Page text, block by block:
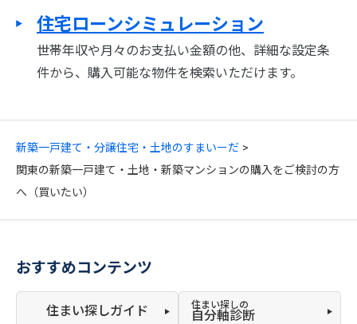
新築一戸建て・分譲住宅・土地のすまいーだ
関東の新築一戸建て・土地・新築マンションの購入をご検討の方
へ（買いたい）
住宅ローンシミュレーション
世帯年収や月々のお支払い金額の他、詳細な設定条
件から、購入可能な物件を検索いただけます。
おすすめコンテンツ
住まい探しガイド 住まい探しの
自分軸診断